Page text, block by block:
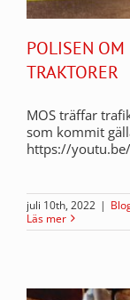
POLISEN OM
TRAKTORER
MOS träffar
som kommit
https://
juli 10th, 2022 |
Läs mer